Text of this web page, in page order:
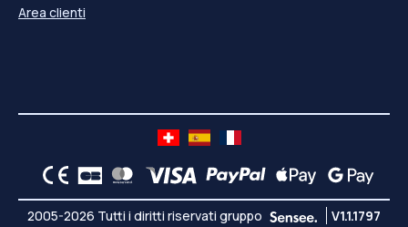
Area clienti
2005-2026 Tutti i diritti riservati gruppo V1.1.1797